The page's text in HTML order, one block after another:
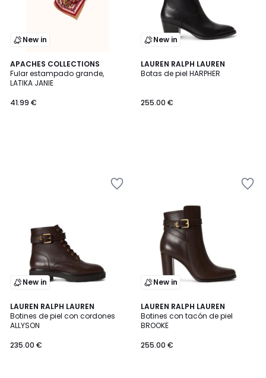
New in
APACHES COLLECTIONS
Fular estampado grande,
LATIKA JANIE
41.99 €
New in
LAUREN RALPH LAUREN
Botas de piel HARPHER
255.00 €
New in
LAUREN RALPH LAUREN
Botines de piel con cordones
ALLYSON
235.00 €
New in
LAUREN RALPH LAUREN
Botines con tacón de piel
BROOKE
255.00 €
2
Colores